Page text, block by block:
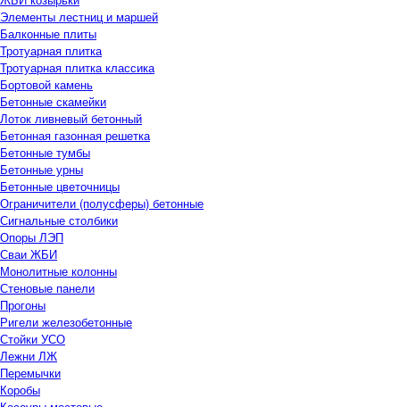
Элементы лестниц и маршей
Балконные плиты
Тротуарная плитка
Тротуарная плитка классика
Бортовой камень
Бетонные скамейки
Лоток ливневый бетонный
Бетонная газонная решетка
Бетонные тумбы
Бетонные урны
Бетонные цветочницы
Ограничители (полусферы) бетонные
Сигнальные столбики
Опоры ЛЭП
Сваи ЖБИ
Монолитные колонны
Стеновые панели
Прогоны
Ригели железобетонные
Стойки УСО
Лежни ЛЖ
Перемычки
Коробы